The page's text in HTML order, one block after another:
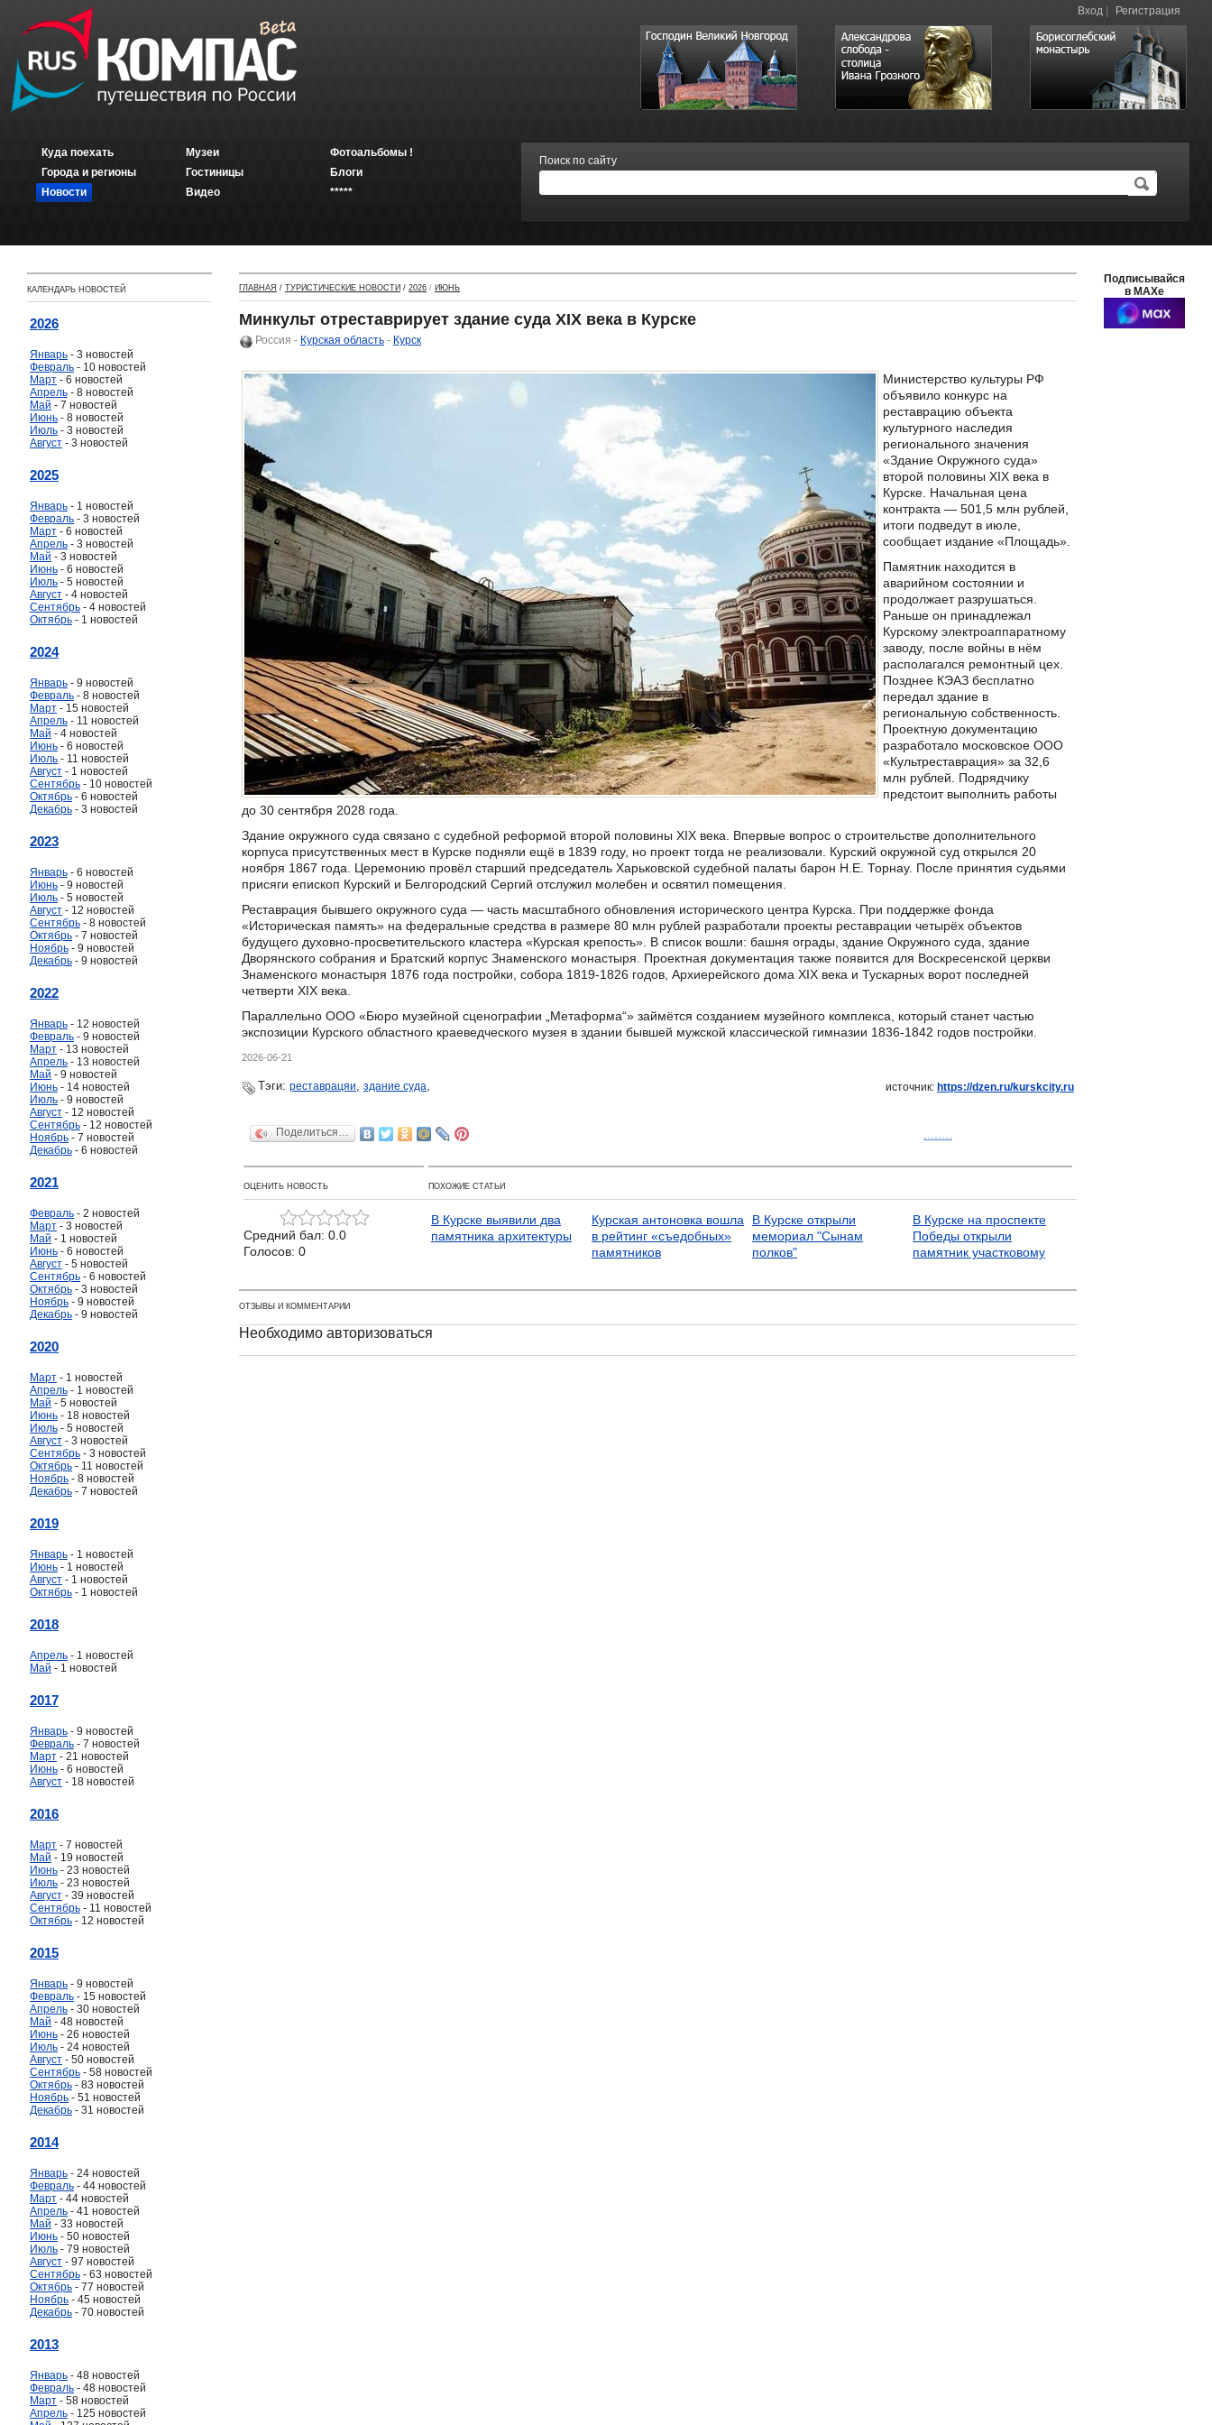
Вход Регистрация
Куда поехать
Города и регионы
Новости
Музеи
Гостиницы
Видео
Фотоальбомы !
Блоги
*****
Поиск по сайту
КАЛЕНДАРЬ НОВОСТЕЙ
2026
Январь - 3 новостей
Февраль - 10 новостей
Март - 6 новостей
Апрель - 8 новостей
Май - 7 новостей
Июнь - 8 новостей
Июль - 3 новостей
Август - 3 новостей
2025
Январь - 1 новостей
Февраль - 3 новостей
Март - 6 новостей
Апрель - 3 новостей
Май - 3 новостей
Июнь - 6 новостей
Июль - 5 новостей
Август - 4 новостей
Сентябрь - 4 новостей
Октябрь - 1 новостей
2024
Январь - 9 новостей
Февраль - 8 новостей
Март - 15 новостей
Апрель - 11 новостей
Май - 4 новостей
Июнь - 6 новостей
Июль - 11 новостей
Август - 1 новостей
Сентябрь - 10 новостей
Октябрь - 6 новостей
Декабрь - 3 новостей
2023
Январь - 6 новостей
Июнь - 9 новостей
Июль - 5 новостей
Август - 12 новостей
Сентябрь - 8 новостей
Октябрь - 7 новостей
Ноябрь - 9 новостей
Декабрь - 9 новостей
2022
Январь - 12 новостей
Февраль - 9 новостей
Март - 13 новостей
Апрель - 13 новостей
Май - 9 новостей
Июнь - 14 новостей
Июль - 9 новостей
Август - 12 новостей
Сентябрь - 12 новостей
Ноябрь - 7 новостей
Декабрь - 6 новостей
2021
Февраль - 2 новостей
Март - 3 новостей
Май - 1 новостей
Июнь - 6 новостей
Август - 5 новостей
Сентябрь - 6 новостей
Октябрь - 3 новостей
Ноябрь - 9 новостей
Декабрь - 9 новостей
2020
Март - 1 новостей
Апрель - 1 новостей
Май - 5 новостей
Июнь - 18 новостей
Июль - 5 новостей
Август - 3 новостей
Сентябрь - 3 новостей
Октябрь - 11 новостей
Ноябрь - 8 новостей
Декабрь - 7 новостей
2019
Январь - 1 новостей
Июнь - 1 новостей
Август - 1 новостей
Октябрь - 1 новостей
2018
Апрель - 1 новостей
Май - 1 новостей
2017
Январь - 9 новостей
Февраль - 7 новостей
Март - 21 новостей
Июнь - 6 новостей
Август - 18 новостей
2016
Март - 7 новостей
Май - 19 новостей
Июнь - 23 новостей
Июль - 23 новостей
Август - 39 новостей
Сентябрь - 11 новостей
Октябрь - 12 новостей
2015
Январь - 9 новостей
Февраль - 15 новостей
Апрель - 30 новостей
Май - 48 новостей
Июнь - 26 новостей
Июль - 24 новостей
Август - 50 новостей
Сентябрь - 58 новостей
Октябрь - 83 новостей
Ноябрь - 51 новостей
Декабрь - 31 новостей
2014
Январь - 24 новостей
Февраль - 44 новостей
Март - 44 новостей
Апрель - 41 новостей
Май - 33 новостей
Июнь - 50 новостей
Июль - 79 новостей
Август - 97 новостей
Сентябрь - 63 новостей
Октябрь - 77 новостей
Ноябрь - 45 новостей
Декабрь - 70 новостей
2013
Январь - 48 новостей
Февраль - 48 новостей
Март - 58 новостей
Апрель - 125 новостей
ГЛАВНАЯ / ТУРИСТИЧЕСКИЕ НОВОСТИ / 2026 / ИЮНЬ
Минкульт отреставрирует здание суда XIX века в Курске
Россия - Курская область - Курск
Министерство культуры РФ
объявило конкурс на
реставрацию объекта
культурного наследия
регионального значения
«Здание Окружного суда»
второй половины XIX века в
Курске. Начальная цена
контракта — 501,5 млн рублей,
итоги подведут в июле,
сообщает издание «Площадь».
Памятник находится в
аварийном состоянии и
продолжает разрушаться.
Раньше он принадлежал
Курскому электроаппаратному
заводу, после войны в нём
располагался ремонтный цех.
Позднее КЭАЗ бесплатно
передал здание в
региональную собственность.
Проектную документацию
разработало московское ООО
«Культреставрация» за 32,6
млн рублей. Подрядчику
предстоит выполнить работы
до 30 сентября 2028 года.
Здание окружного суда связано с судебной реформой второй половины XIX века. Впервые вопрос о строительстве дополнительного
корпуса присутственных мест в Курске подняли ещё в 1839 году, но проект тогда не реализовали. Курский окружной суд открылся 20
ноября 1867 года. Церемонию провёл старший председатель Харьковской судебной палаты барон Н.Е. Торнау. После принятия судьями
присяги епископ Курский и Белгородский Сергий отслужил молебен и освятил помещения.
Реставрация бывшего окружного суда — часть масштабного обновления исторического центра Курска. При поддержке фонда
«Историческая память» на федеральные средства в размере 80 млн рублей разработали проекты реставрации четырёх объектов
будущего духовно-просветительского кластера «Курская крепость». В список вошли: башня ограды, здание Окружного суда, здание
Дворянского собрания и Братский корпус Знаменского монастыря. Проектная документация также появится для Воскресенской церкви
Знаменского монастыря 1876 года постройки, собора 1819-1826 годов, Архиерейского дома XIX века и Тускарных ворот последней
четверти XIX века.
Параллельно ООО «Бюро музейной сценографии „Метаформа“» займётся созданием музейного комплекса, который станет частью
экспозиции Курского областного краеведческого музея в здании бывшей мужской классической гимназии 1836-1842 годов постройки.
2026-06-21
Тэги: реставрацяи, здание суда, источник: https://dzen.ru/kurskcity.ru
Поделиться…
ОЦЕНИТЬ НОВОСТЬ
Средний бал: 0.0
Голосов: 0
ПОХОЖИЕ СТАТЬИ
В Курске выявили два
памятника архитектуры
Курская антоновка вошла
в рейтинг «съедобных»
памятников
В Курске открыли
мемориал "Сынам
полков"
В Курске на проспекте
Победы открыли
памятник участковому
ОТЗЫВЫ И КОММЕНТАРИИ
Необходимо авторизоваться
Подписывайся
в MAXе